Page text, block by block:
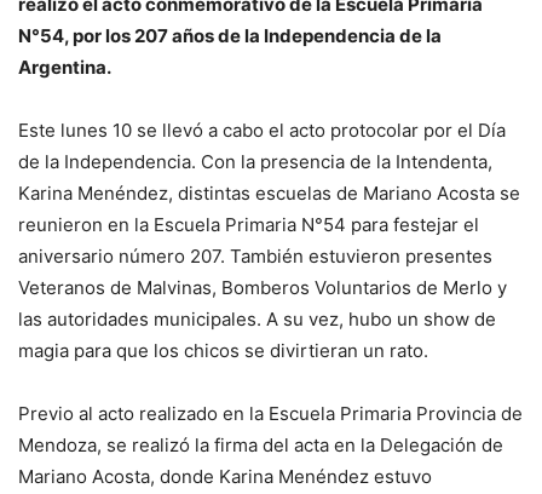
N°54, por los 207 años de la Independencia de la
Argentina.
Este lunes 10 se llevó a cabo el acto protocolar por el Día
de la Independencia. Con la presencia de la Intendenta,
Karina Menéndez, distintas escuelas de Mariano Acosta se
reunieron en la Escuela Primaria N°54 para festejar el
aniversario número 207. También estuvieron presentes
Veteranos de Malvinas, Bomberos Voluntarios de Merlo y
las autoridades municipales. A su vez, hubo un show de
magia para que los chicos se divirtieran un rato.
Previo al acto realizado en la Escuela Primaria Provincia de
Mendoza, se realizó la firma del acta en la Delegación de
Mariano Acosta, donde Karina Menéndez estuvo